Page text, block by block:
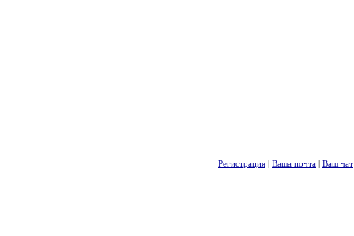
Регистрация | Ваша почта | Ваш чат